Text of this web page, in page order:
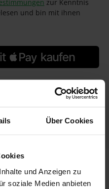
Über Cookies
und Anzeigen zu
soziale Medien anbieten
zur Kenntnis
und bin mit ihnen
aus Porzellan - Schwarz